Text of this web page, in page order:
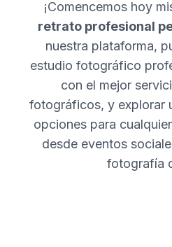
¡Comencemos hoy
retrato profesional
nuestra plataforma,
estudio fotográfico
con el mejor
fotográficos, y explorar
opciones para
desde eventos
fotografía